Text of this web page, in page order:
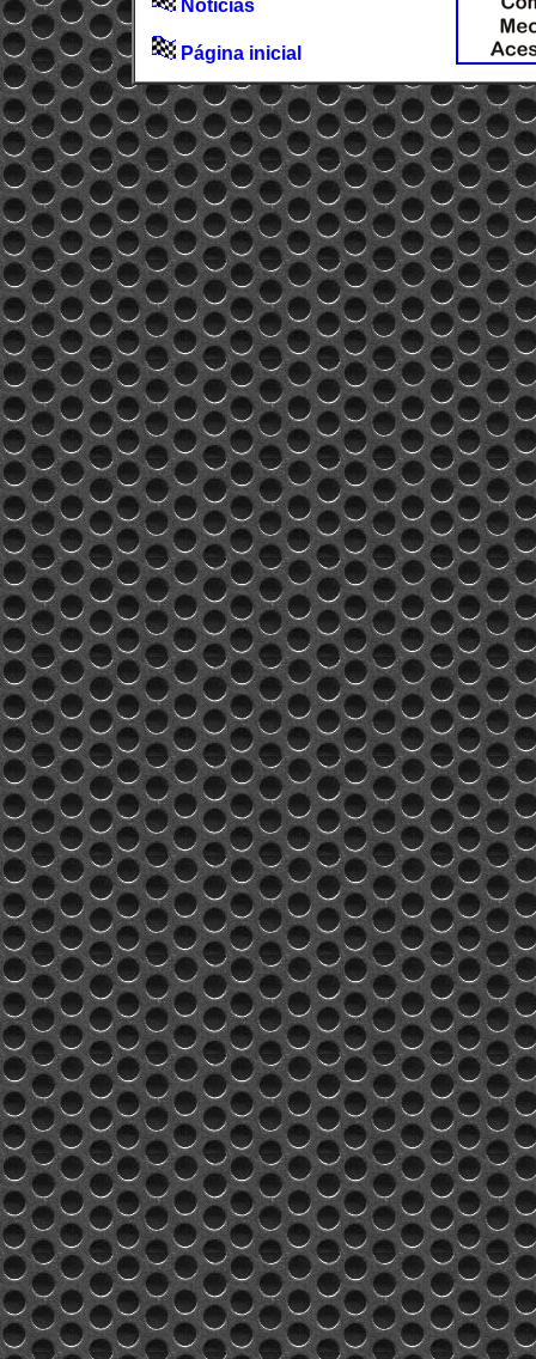
Notícias
Página inicial